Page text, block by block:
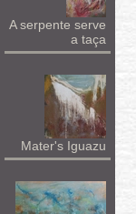
A serpente serve
a taça
Mater's Iguazu